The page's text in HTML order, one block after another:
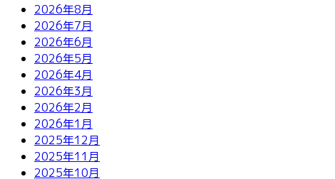
2026年8月
2026年7月
2026年6月
2026年5月
2026年4月
2026年3月
2026年2月
2026年1月
2025年12月
2025年11月
2025年10月